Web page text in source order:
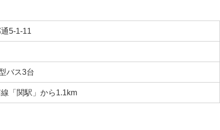
5-1-11
バス3台
「関駅」から1.1km